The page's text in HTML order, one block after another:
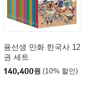
용선생 만화 한국사 12
권 세트
140,400원 (10% 할인)